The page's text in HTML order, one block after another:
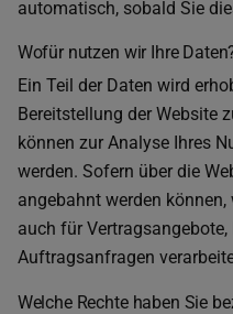
automatisch, sobald Sie
Wofür nutzen wir Ihre
Ein Teil der Daten wird
Bereitstellung der Website
können zur Analyse Ihres
werden. Sofern über die
angebahnt werden
auch für
Auftragsanfragen
Welche Rechte haben Sie